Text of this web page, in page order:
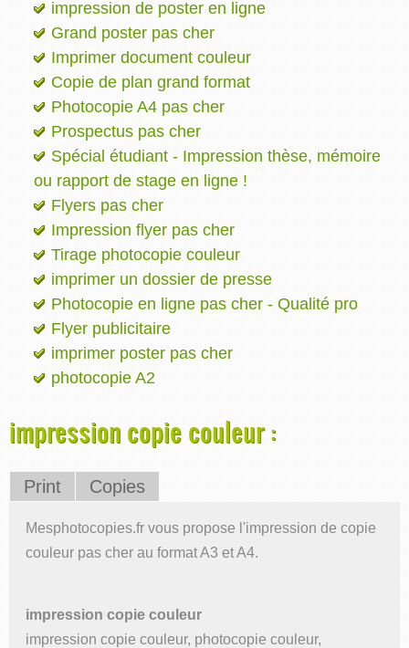
impression de poster en ligne
Grand poster pas cher
Imprimer document couleur
Copie de plan grand format
Photocopie A4 pas cher
Prospectus pas cher
Spécial étudiant - Impression thèse, mémoire
ou rapport de stage en ligne !
Flyers pas cher
Impression flyer pas cher
Tirage photocopie couleur
imprimer un dossier de presse
Photocopie en ligne pas cher - Qualité pro
Flyer publicitaire
imprimer poster pas cher
photocopie A2
impression copie couleur :
Print Copies
Mesphotocopies.fr vous propose l'impression de copie
couleur pas cher au format A3 et A4.
impression copie couleur
impression copie couleur, photocopie couleur,